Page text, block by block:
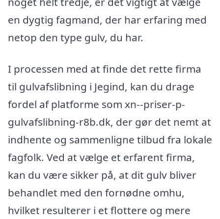
en dygtig fagmand, der har erfaring med
netop den type gulv, du har.
I processen med at finde det rette firma
til gulvafslibning i Jegind, kan du drage
fordel af platforme som xn--priser-p-
gulvafslibning-r8b.dk, der gør det nemt at
indhente og sammenligne tilbud fra lokale
fagfolk. Ved at vælge et erfarent firma,
kan du være sikker på, at dit gulv bliver
behandlet med den fornødne omhu,
hvilket resulterer i et flottere og mere